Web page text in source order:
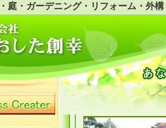
庭・ガーデニング・リフォーム・外